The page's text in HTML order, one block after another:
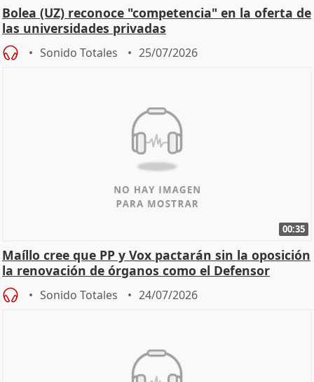
Bolea (UZ) reconoce "competencia" en la oferta de
las universidades privadas
Sonido Totales 25/07/2026
00:35
Maíllo cree que PP y Vox pactarán sin la oposición
la renovación de órganos como el Defensor
Sonido Totales 24/07/2026